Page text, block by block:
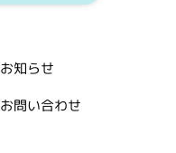
お知らせ
お問い合わせ